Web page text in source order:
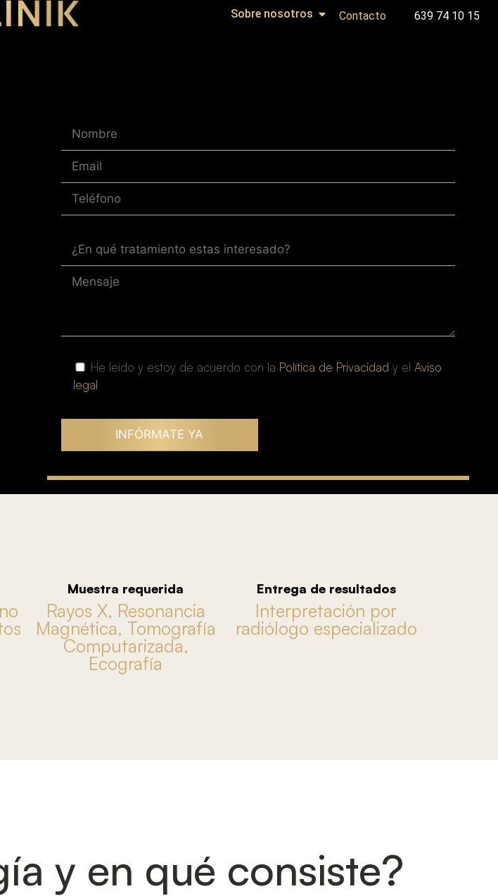
Sobre nosotros Contacto 639 74 10 15
He leído y estoy de acuerdo con la Política de Privacidad y el Aviso
legal
Muestra requerida
Rayos X, Resonancia
Magnética, Tomografía
Computarizada,
Ecografía
Entrega de resultados
Interpretación por
radiólogo especializado
y en qué consiste?